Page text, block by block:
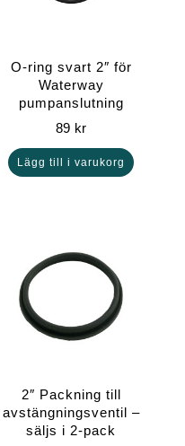
O-ring svart 2″ för
Waterway
pumpanslutning
89 kr
Lägg till i varukorg
2″ Packning till
avstängningsventil –
säljs i 2-pack